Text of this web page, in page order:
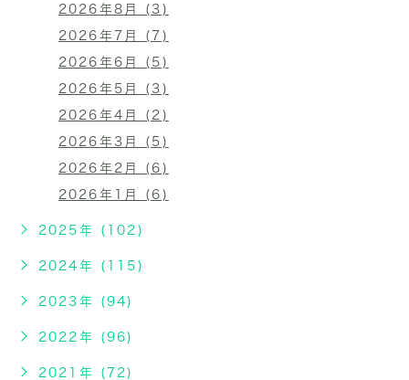
2026年8月 (3)
2026年7月 (7)
2026年6月 (5)
2026年5月 (3)
2026年4月 (2)
2026年3月 (5)
2026年2月 (6)
2026年1月 (6)
2025年 (102)
2024年 (115)
2023年 (94)
2022年 (96)
2021年 (72)